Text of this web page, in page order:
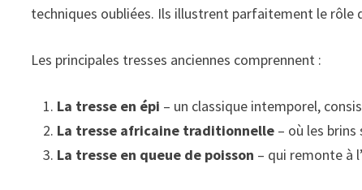
techniques oubliées. Ils illustrent parfaitement le
Les principales tresses anciennes comprennent :
La tresse en épi – un classique intemporel,
La tresse africaine traditionnelle – où les
La tresse en queue de poisson – qui remonte à